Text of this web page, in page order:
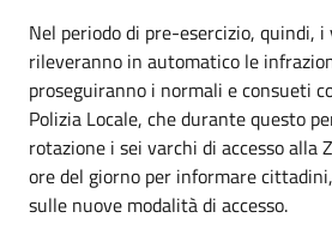
Nel periodo di pre-esercizio, quindi,
rileveranno in automatico le
proseguiranno i normali e consueti
Polizia Locale, che durante questo
rotazione i sei varchi di accesso alla
ore del giorno per informare
sulle nuove modalità di accesso.